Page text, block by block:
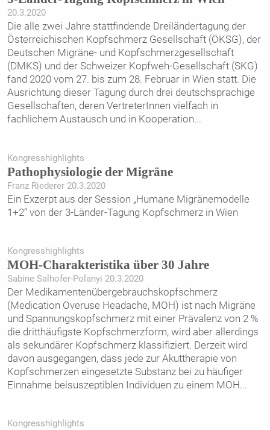
20.3.2020
Die alle zwei Jahre stattfindende Dreiländertagung der
Österreichischen Kopfschmerz Gesellschaft (ÖKSG), der
Deutschen Migräne- und Kopfschmerzgesellschaft
(DMKS) und der Schweizer Kopfweh-Gesellschaft (SKG)
fand 2020 vom 27. bis zum 28. Februar in Wien statt. Die
Ausrichtung dieser Tagung durch drei deutschsprachige
Gesellschaften, deren VertreterInnen vielfach in
fachlichem Austausch und in Kooperation...
Kongresshighlights
Pathophysiologie der Migräne
Franz Riederer 20.3.2020
Ein Exzerpt aus der Session „Humane Migränemodelle
1+2“ von der 3-Länder-Tagung Kopfschmerz in Wien
Kongresshighlights
MOH-Charakteristika über 30 Jahre
Sabine Salhofer-Polanyi 20.3.2020
Der Medikamentenübergebrauchskopfschmerz
(Medication Overuse Headache, MOH) ist nach Migräne
und Spannungskopfschmerz mit einer Prävalenz von 2 %
die dritthäufigste Kopfschmerzform, wird aber allerdings
als sekundärer Kopfschmerz klassifiziert. Derzeit wird
davon ausgegangen, dass jede zur Akuttherapie von
Kopfschmerzen eingesetzte Substanz bei zu häufiger
Einnahme beisuszeptiblen Individuen zu einem MOH...
Kongresshighlights